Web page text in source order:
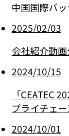
中国国際バ
2025/02/03
会社紹介動
2024/10/15
「CEATEC
プライチェ
2024/10/01